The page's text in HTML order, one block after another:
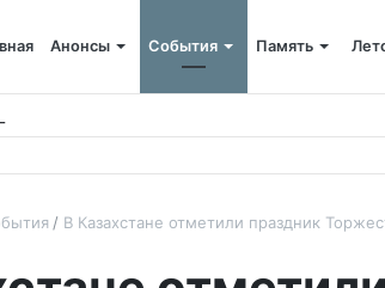
Анонсы События Память
250-километровый крестный ход
В Казахстане отметили праздник